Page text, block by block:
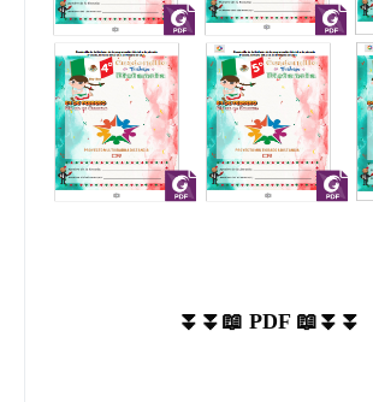
⏬⏬📖 PDF 📖⏬⏬